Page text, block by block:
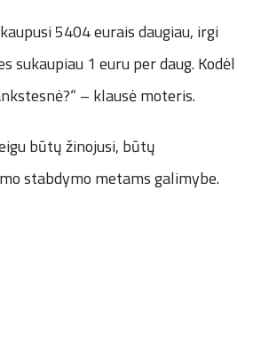
5404 eurais daugiau, irgi
sukaupiau 1 euru per daug. Kodėl
– klausė moteris.
būtų žinojusi, būtų
stabdymo metams galimybe.